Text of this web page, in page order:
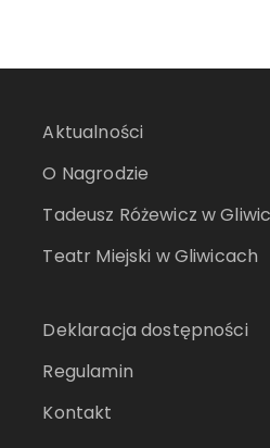
Aktualności
O Nagrodzie
Tadeusz Różewicz w
Teatr Miejski w Gliwicach
Deklaracja dostępności
Regulamin
Kontakt